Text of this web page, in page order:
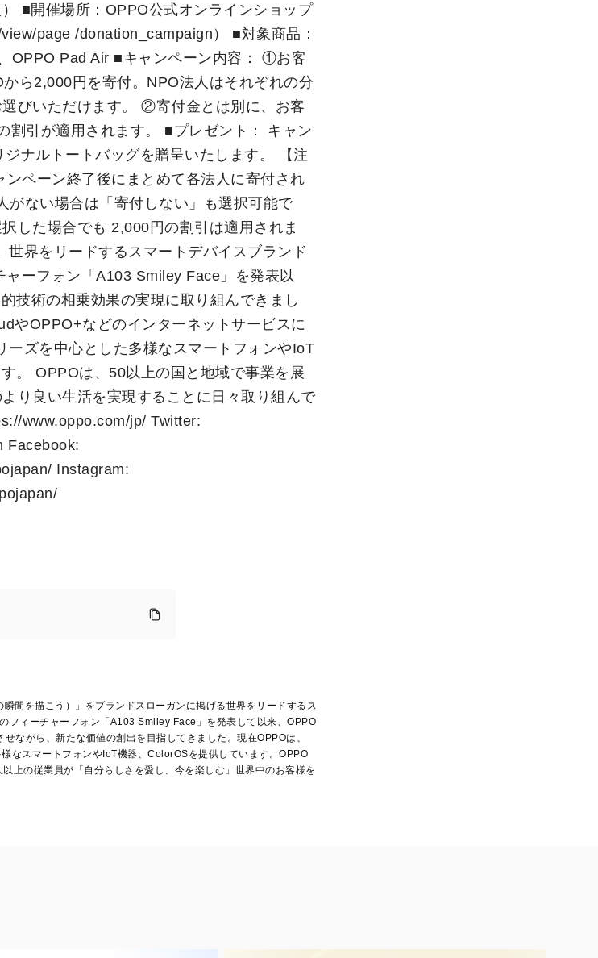
■開催場所：OPPO公式オンラインショップ
page /donation_campaign） ■対象商品：
OPPO Pad Air ■キャンペーン内容： ①お客
ら2,000円を寄付。NPO法人はそれぞれの分
びいただけます。 ②寄付金とは別に、お客
割引が適用されます。 ■プレゼント： キャン
ナルトートバッグを贈呈いたします。 【注
ペーン終了後にまとめて各法人に寄付され
がない場合は「寄付しない」も選択可能で
した場合でも 2,000円の割引は適用されま
界をリードするスマートデバイスブランド
ーフォン「A103 Smiley Face」を発表以
技術の相乗効果の実現に取り組んできまし
やOPPO+などのインターネットサービスに
ーズを中心とした多様なスマートフォンやIoT
。 OPPOは、50以上の国と地域で事業を展
り良い生活を実現することに日々取り組んで
www.oppo.com/jp/ Twitter:
Facebook:
Instagram:
ン
ペ
ー
ン
同
間を描こう）」をブランドスローガンに掲げる世界をリードするス
フィーチャーフォン「A103 Smiley Face」を発表して以来、OPPO
ながら、新たな価値の創出を目指してきました。現在OPPOは、
なスマートフォンやIoT機器、ColorOSを提供しています。OPPO
上の従業員が「自分らしさを愛し、今を楽しむ」世界中のお客様を